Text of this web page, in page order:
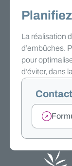
La réalisation
d’embûches.
pour
d’éviter, dans